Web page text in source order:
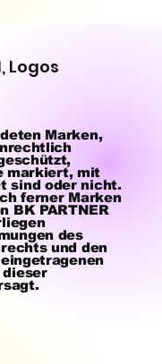
Logos
Marken,
markiert, mit
sind oder nicht.
ferner Marken
BK PARTNER
des
und den
dieser